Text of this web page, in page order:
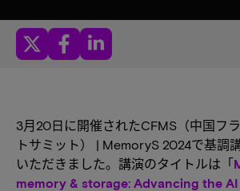
3月20日に開催されたCFMS（中国フ
トサミット） | MemoryS 2024で基調
いただきました。講演のタイトルは「
memory & storage: Advancing the